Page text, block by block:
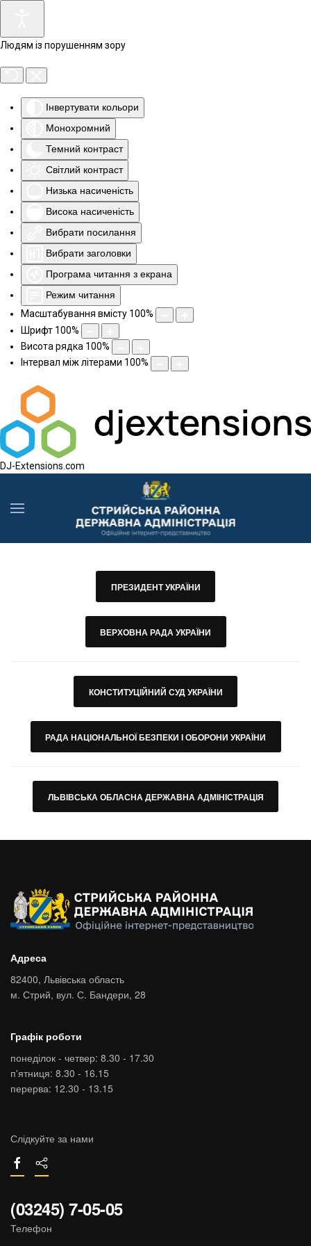
Людям із порушенням зору
Інвертувати кольори
Монохромний
Темний контраст
Світлий контраст
Низька насиченість
Висока насиченість
Вибрати посилання
Вибрати заголовки
Програма читання з екрана
Режим читання
Масштабування вмісту 100%
Шрифт 100%
Висота рядка 100%
Інтервал між літерами 100%
DJ-Extensions.com
ПРЕЗИДЕНТ УКРАЇНИ
ВЕРХОВНА РАДА УКРАЇНИ
КОНСТИТУЦІЙНИЙ СУД УКРАЇНИ
РАДА НАЦІОНАЛЬНОЇ БЕЗПЕКИ І ОБОРОНИ УКРАЇНИ
ЛЬВІВСЬКА ОБЛАСНА ДЕРЖАВНА АДМІНІСТРАЦІЯ
Адреса
82400, Львівська область
м. Стрий, вул. С. Бандери, 28
Графік роботи
понеділок - четвер: 8.30 - 17.30
п'ятниця: 8.30 - 16.15
перерва: 12.30 - 13.15
Слідкуйте за нами
(03245) 7-05-05
Телефон